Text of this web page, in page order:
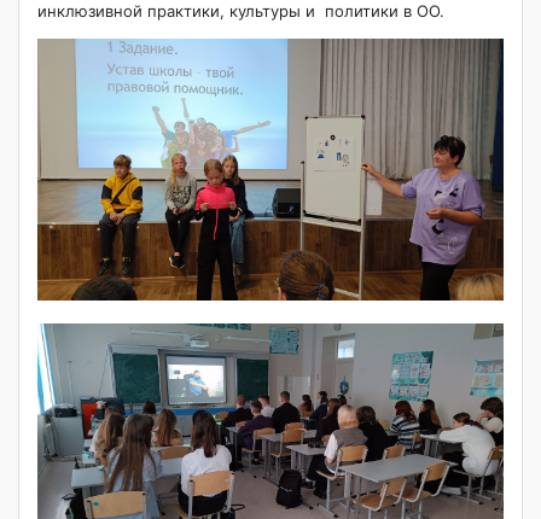
инклюзивной практики, культуры и политики в ОО.